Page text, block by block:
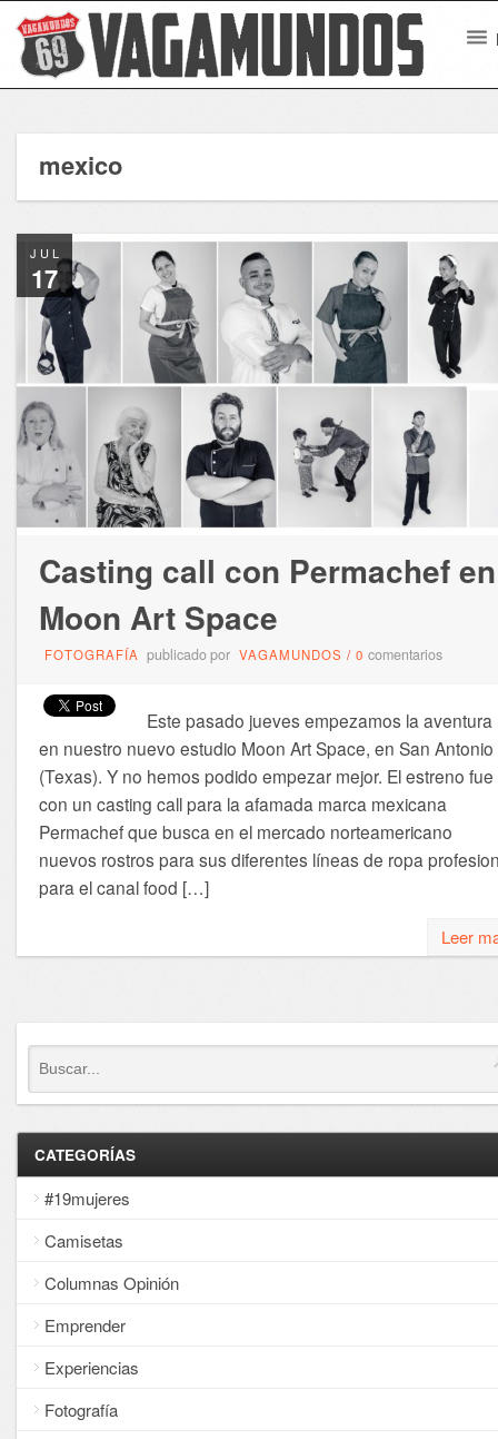
mexico
JUL
17
Casting call con Permachef en
Moon Art Space
FOTOGRAFÍA publicado por VAGAMUNDOS / 0 comentarios
Este pasado jueves empezamos la aventura
en nuestro nuevo estudio Moon Art Space, en San Antonio
(Texas). Y no hemos podido empezar mejor. El estreno fue
con un casting call para la afamada marca mexicana
Permachef que busca en el mercado norteamericano
nuevos rostros para sus diferentes líneas de ropa
para el canal food […]
Leer
CATEGORÍAS
#19mujeres
Camisetas
Columnas Opinión
Emprender
Experiencias
Fotografía